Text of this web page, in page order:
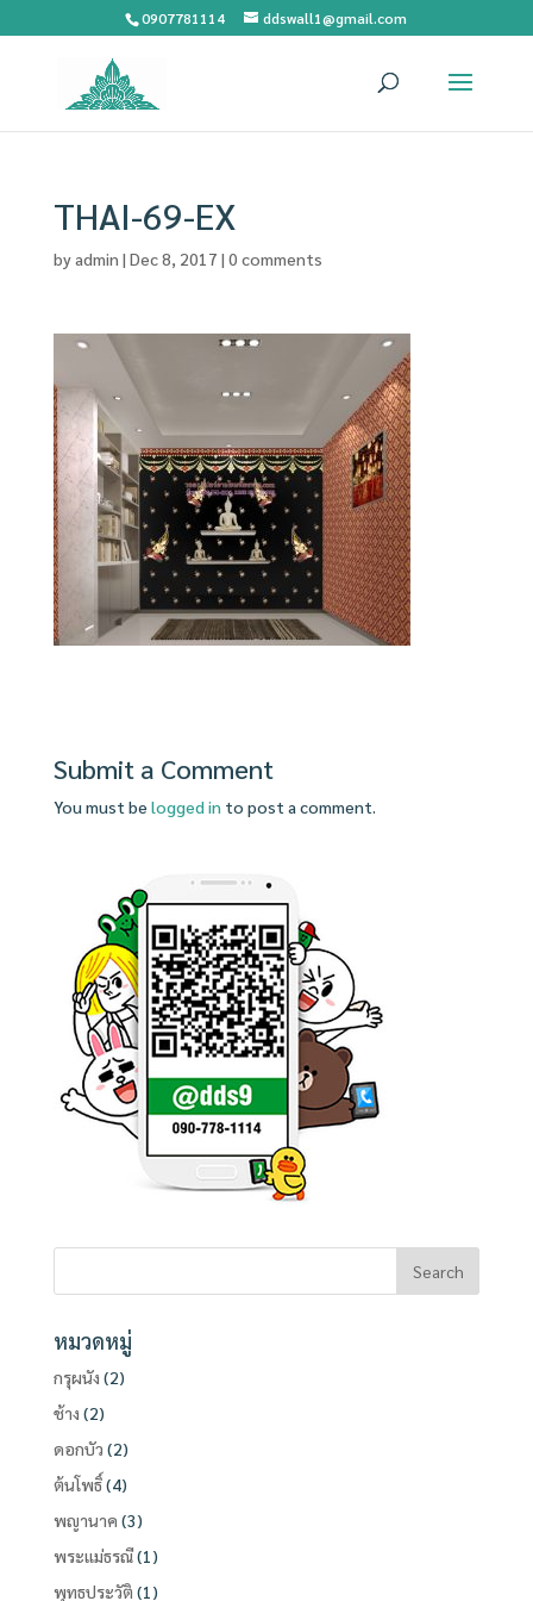
0907781114 ddswall1@gmail.com
THAI-69-EX
byadmin | Dec 8, 2017 | 0 comments
Submit a Comment
You must be logged in to post a comment.
หมวดหมู่
กรุผนัง (2)
ช้าง (2)
ดอกบัว (2)
ต้นโพธิ์(4)
พญานาค (3)
พระแม่ธรณี(1)
พุทธประวัติ (1)